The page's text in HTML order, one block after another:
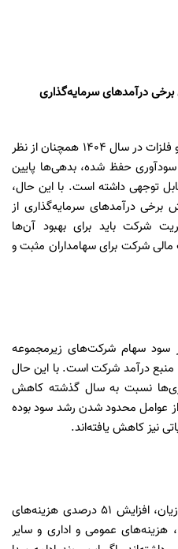
درآمدهای سرمایه‌گذاری
در سال ۱۴۰۴ همچنان از نظر
حفظ شده، بدهی‌ها پایین
توجهی داشته است. با این حال،
برخی درآمدهای سرمایه‌گذاری از
شرکت باید برای بهبود آن‌ها
شرکت برای سهامداران مثبت و
سود سهام شرکت‌های زیرمجموعه
درآمد شرکت است. با این حال
نسبت به سال گذشته کاهش
عوامل محدود شدن رشد سود بوده
نیز کاهش یافته‌اند.
افزایش ۵۱درصدی هزینه‌های
هزینه‌های عمومی و اداری و سایر